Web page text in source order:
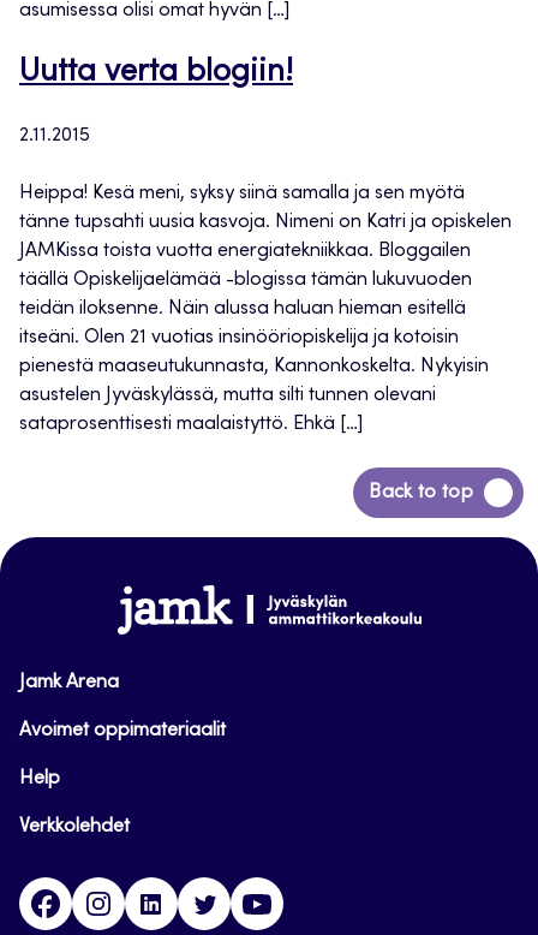
asumisessa olisi omat hyvän […]
Uutta verta blogiin!
2.11.2015
Heippa! Kesä meni, syksy siinä samalla ja sen myötä
tänne tupsahti uusia kasvoja. Nimeni on Katri ja opiskelen
JAMKissa toista vuotta energiatekniikkaa. Bloggailen
täällä Opiskelijaelämää -blogissa tämän lukuvuoden
teidän iloksenne. Näin alussa haluan hieman esitellä
itseäni. Olen 21 vuotias insinööriopiskelija ja kotoisin
pienestä maaseutukunnasta, Kannonkoskelta. Nykyisin
asustelen Jyväskylässä, mutta silti tunnen olevani
sataprosenttisesti maalaistyttö. Ehkä […]
Back to top
Siirry
takaisin
www.jamk.fi
Jamk Arena
Avoimet oppimateriaalit
Help
Verkkolehdet
FacebookInstagramLinkedinTwitter